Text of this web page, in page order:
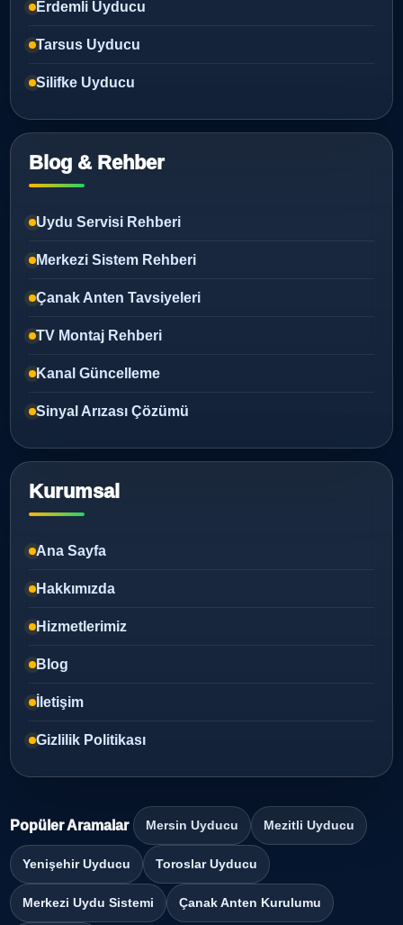
Erdemli Uyducu
Tarsus Uyducu
Silifke Uyducu
Blog & Rehber
Uydu Servisi Rehberi
Merkezi Sistem Rehberi
Çanak Anten Tavsiyeleri
TV Montaj Rehberi
Kanal Güncelleme
Sinyal Arızası Çözümü
Kurumsal
Ana Sayfa
Hakkımızda
Hizmetlerimiz
Blog
İletişim
Gizlilik Politikası
Popüler Aramalar Mersin Uyducu Mezitli Uyducu
Yenişehir Uyducu Toroslar Uyducu
Merkezi Uydu Sistemi Çanak Anten Kurulumu